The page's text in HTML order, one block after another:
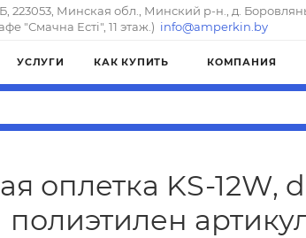
223053, Минская обл., Минский р-н., д.
"Смачна Естi", 11 этаж.) info@amperkin.by
УСЛУГИ КАК КУПИТЬ КОМПАНИЯ
оплетка KS-12W,
полиэтилен